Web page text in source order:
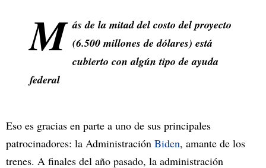
M ás de la mitad del costo del proyecto
(6.500 millones de dólares) está
cubierto con algún tipo de ayuda
federal
Eso es gracias en parte a uno de sus principales
patrocinadores: la Administración Biden, amante de los
trenes. A finales del año pasado, la administración